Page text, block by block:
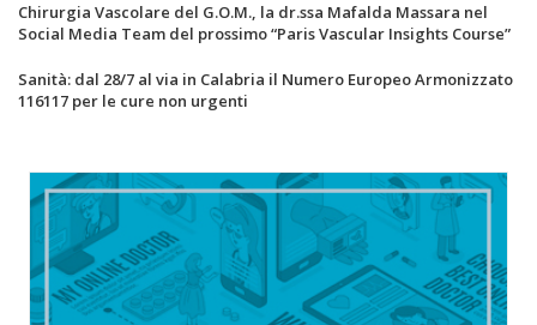
Chirurgia Vascolare del G.O.M., la dr.ssa Mafalda Massara nel
Social Media Team del prossimo “Paris Vascular Insights Course”
Sanità: dal 28/7 al via in Calabria il Numero Europeo Armonizzato
116117 per le cure non urgenti